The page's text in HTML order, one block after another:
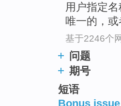
用户指定
唯一的，
基于2246个
问题
期号
短语
Bonus issue